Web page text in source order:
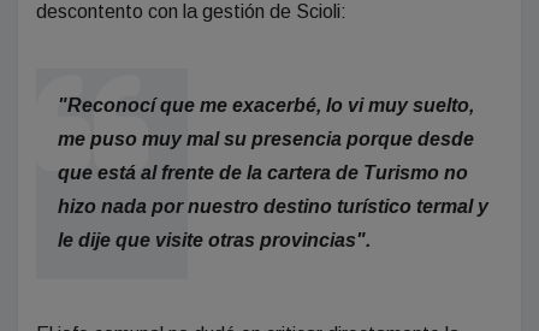
descontento con la gestión de Scioli:
"Reconocí que me exacerbé, lo vi muy suelto,
me puso muy mal su presencia porque desde
que está al frente de la cartera de Turismo no
hizo nada por nuestro destino turístico termal y
le dije que visite otras provincias".